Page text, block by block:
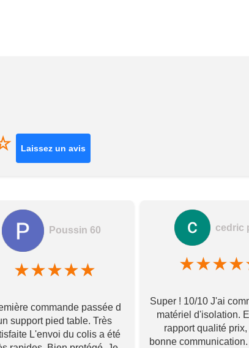
Laissez un avis
Poussin 60
★★★★★
commande passée d
support pied table. Très
L'envoi du colis a été
cedric
★★★★
Super ! 10/10 J'ai
matériel d'isolation.
rapport qualité prix,
bonne